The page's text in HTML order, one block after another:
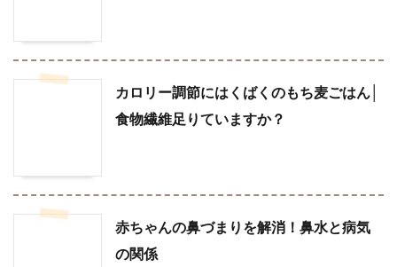
カロリー調節にはくばくのもち麦ごはん│
食物繊維足りていますか？
赤ちゃんの鼻づまりを解消！鼻水と病気
の関係